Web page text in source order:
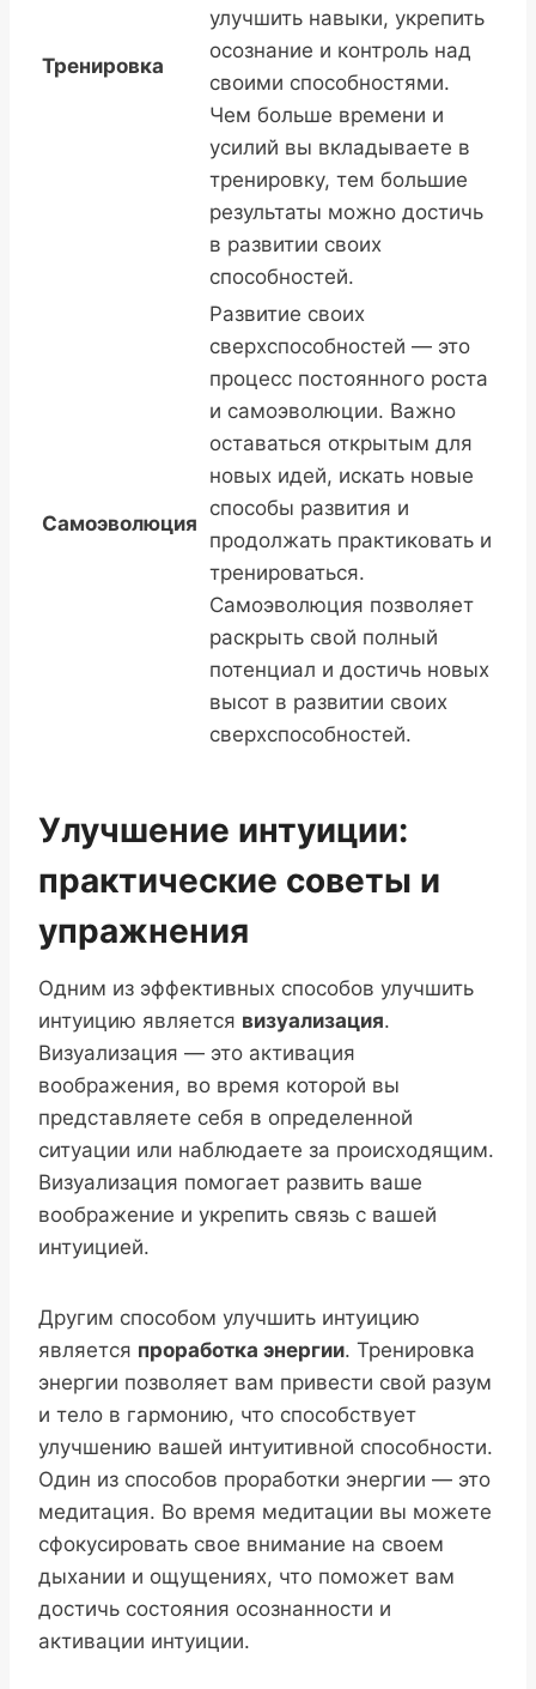
Тренировка
улучшить навыки, укрепить
осознание и контроль над
своими способностями.
Чем больше времени и
усилий вы вкладываете в
тренировку, тем большие
результаты можно достичь
в развитии своих
способностей.
Самоэволюция
Развитие своих
сверхспособностей — это
процесс постоянного роста
и самоэволюции. Важно
оставаться открытым для
новых идей, искать новые
способы развития и
продолжать практиковать и
тренироваться.
Самоэволюция позволяет
раскрыть свой полный
потенциал и достичь новых
высот в развитии своих
сверхспособностей.
Улучшение интуиции:
практические советы и
упражнения
Одним из эффективных способов улучшить
интуицию является визуализация.
Визуализация — это активация
воображения, во время которой вы
представляете себя в определенной
ситуации или наблюдаете за происходящим.
Визуализация помогает развить ваше
воображение и укрепить связь с вашей
интуицией.
Другим способом улучшить интуицию
является проработка энергии. Тренировка
энергии позволяет вам привести свой разум
и тело в гармонию, что способствует
улучшению вашей интуитивной способности.
Один из способов проработки энергии — это
медитация. Во время медитации вы можете
сфокусировать свое внимание на своем
дыхании и ощущениях, что поможет вам
достичь состояния осознанности и
активации интуиции.